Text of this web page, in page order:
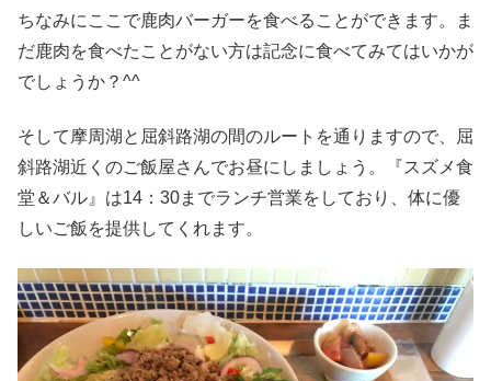
ちなみにここで鹿肉バーガーを食べることができます。ま
だ鹿肉を食べたことがない方は記念に食べてみてはいかが
でしょうか？^^
そして摩周湖と屈斜路湖の間のルートを通りますので、屈
斜路湖近くのご飯屋さんでお昼にしましょう。『スズメ食
堂＆バル』は14：30までランチ営業をしており、体に優
しいご飯を提供してくれます。